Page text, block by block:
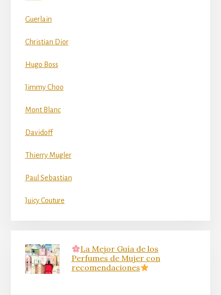
Guerlain
Christian Dior
Hugo Boss
Jimmy Choo
Mont Blanc
Davidoff
Thierry Mugler
Paul Sebastian
Juicy Couture
La Mejor Guía de los
Perfumes de Mujer con
recomendaciones